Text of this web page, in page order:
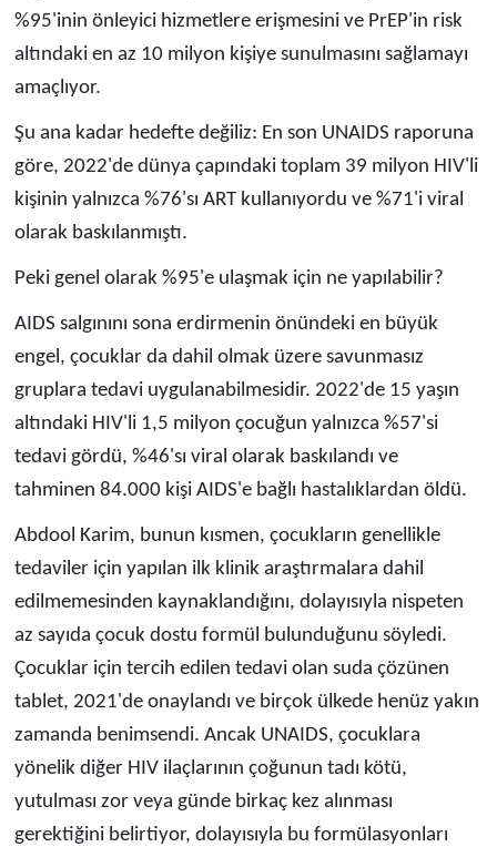
%95'inin önleyici hizmetlere erişmesini ve PrEP'in risk
altındaki en az 10 milyon kişiye sunulmasını sağlamayı
amaçlıyor.
Şu ana kadar hedefte değiliz: En son UNAIDS raporuna
göre, 2022'de dünya çapındaki toplam 39 milyon HIV'li
kişinin yalnızca %76'sı ART kullanıyordu ve %71'i viral
olarak baskılanmıştı.
Peki genel olarak %95'e ulaşmak için ne yapılabilir?
AIDS salgınını sona erdirmenin önündeki en büyük
engel, çocuklar da dahil olmak üzere savunmasız
gruplara tedavi uygulanabilmesidir. 2022'de 15 yaşın
altındaki HIV'li 1,5 milyon çocuğun yalnızca %57'si
tedavi gördü, %46'sı viral olarak baskılandı ve
tahminen 84.000 kişi AIDS'e bağlı hastalıklardan öldü.
Abdool Karim, bunun kısmen, çocukların genellikle
tedaviler için yapılan ilk klinik araştırmalara dahil
edilmemesinden kaynaklandığını, dolayısıyla nispeten
az sayıda çocuk dostu formül bulunduğunu söyledi.
Çocuklar için tercih edilen tedavi olan suda çözünen
tablet, 2021'de onaylandı ve birçok ülkede henüz yakın
zamanda benimsendi. Ancak UNAIDS, çocuklara
yönelik diğer HIV ilaçlarının çoğunun tadı kötü,
yutulması zor veya günde birkaç kez alınması
gerektiğini belirtiyor, dolayısıyla bu formülasyonları